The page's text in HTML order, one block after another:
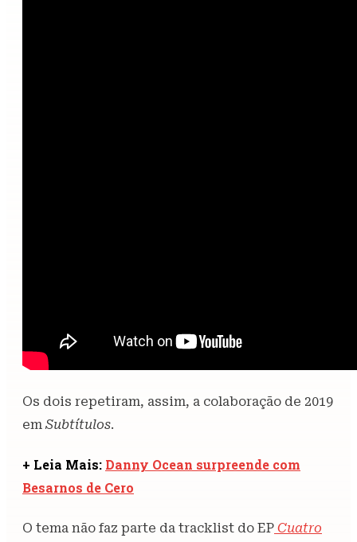
Os dois repetiram, assim, a colaboração de 2019
em Subtítulos.
+ Leia Mais: Danny Ocean surpreende com
Besarnos de Cero
O tema não faz parte da tracklist do EP Cuatro